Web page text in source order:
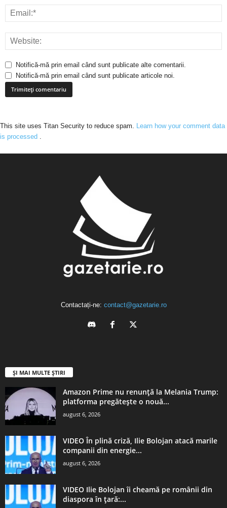
Notifică-mă prin email când sunt publicate alte comentarii.
Notifică-mă prin email când sunt publicate articole noi.
This site uses Titan Security to reduce spam. Learn how your comment data
is processed
Contactați-ne: contact@gazetarie.ro
ȘI MAI MULTE ȘTIRI
Amazon Prime nu renunță la Melania Trump:
platforma pregătește o nouă...
august 6, 2026
VIDEO În plină criză, Ilie Bolojan atacă marile
companii din energie...
august 6, 2026
VIDEO Ilie Bolojan îi cheamă pe românii din
diaspora în țară:...